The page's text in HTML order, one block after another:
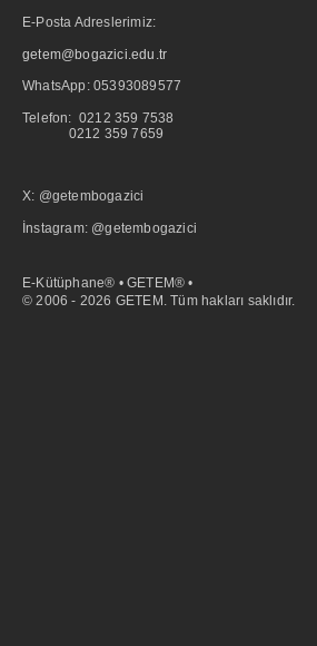
E-Posta Adreslerimiz:
getem@bogazici.edu.tr
WhatsApp: 05393089577
Telefon: 0212 359 7538
0212 359 7659
X: @getembogazici
İnstagram: @getembogazici
E-Kütüphane® • GETEM® •
© 2006 - 2026 GETEM. Tüm hakları saklıdır.